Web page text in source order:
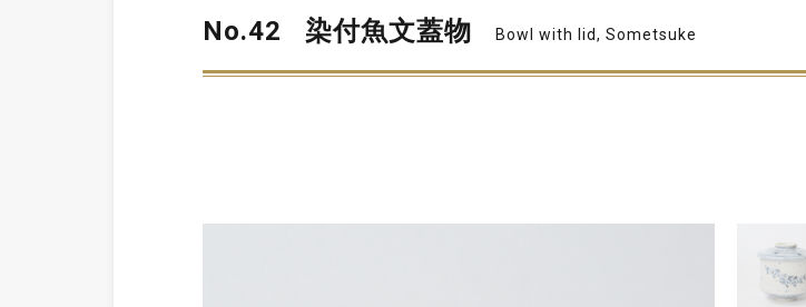
No.42 染付魚文蓋物 Bowl with lid, Sometsuke